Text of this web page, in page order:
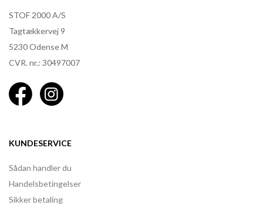
STOF 2000 A/S
Tagtækkervej 9
5230 Odense M
CVR. nr.: 30497007
KUNDESERVICE
Sådan handler du
Handelsbetingelser
Sikker betaling